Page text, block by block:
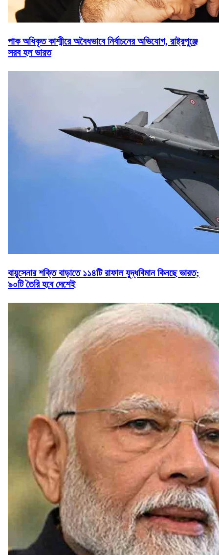
পাক অধিকৃত কাশ্মীরে অবৈধভাবে নির্বাচনের অভিযোগ, রাষ্ট্রপুঞ্জে
সরব হল ভারত
বায়ুসেনার শক্তি বাড়াতে ১১৪টি রাফাল যুদ্ধবিমান কিনছে ভারত;
৯০টি তৈরি হবে দেশেই